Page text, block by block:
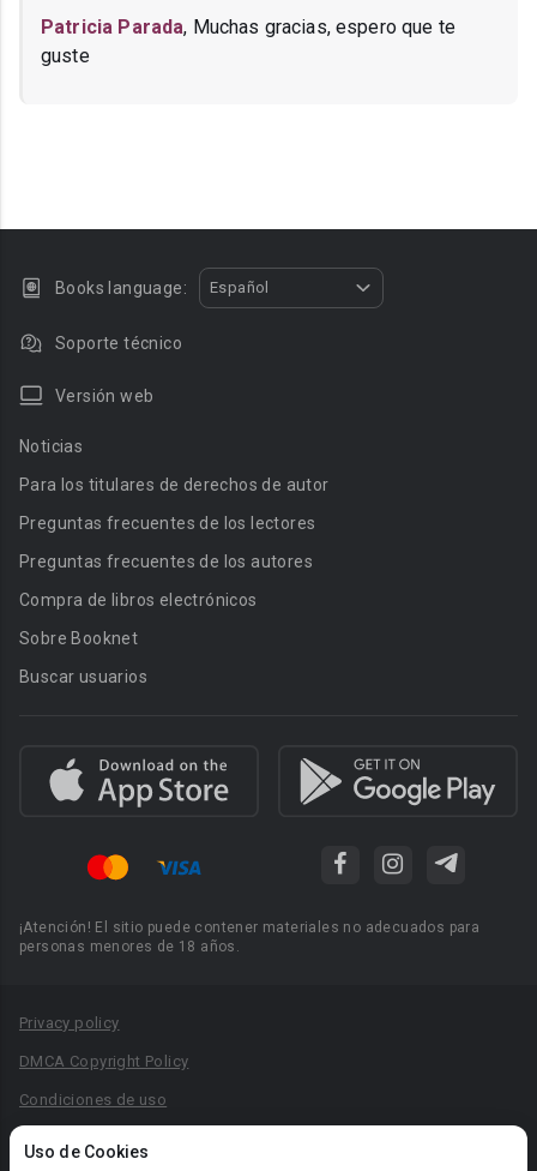
Patricia Parada, Muchas gracias, espero que te
guste
Uso de Cookies
Books language: Español
Soporte técnico
Versión web
Noticias
Para los titulares de derechos de autor
Preguntas frecuentes de los lectores
Preguntas frecuentes de los autores
Compra de libros electrónicos
Sobre Booknet
Buscar usuarios
¡Atención! El sitio puede contener materiales no adecuados para
personas menores de 18 años.
Privacy policy
DMCA Copyright Policy
Condiciones de uso